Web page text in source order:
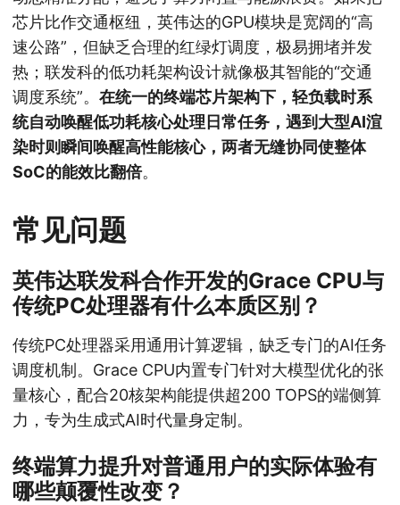
芯片比作交通枢纽，英伟达的GPU模块是宽阔的“高
速公路”，但缺乏合理的红绿灯调度，极易拥堵并发
热；联发科的低功耗架构设计就像极其智能的“交通
调度系统”。 在统一的终端芯片架构下，轻负载时系
统自动唤醒低功耗核心处理日常任务，遇到大型AI渲
染时则瞬间唤醒高性能核心，两者无缝协同使整体
SoC的能效比翻倍。
常见问题
英伟达联发科合作开发的Grace CPU与
传统PC处理器有什么本质区别？
传统PC处理器采用通用计算逻辑，缺乏专门的AI任务
调度机制。Grace CPU内置专门针对大模型优化的张
量核心，配合20核架构能提供超200 TOPS的端侧算
力，专为生成式AI时代量身定制。
终端算力提升对普通用户的实际体验有
哪些颠覆性改变？